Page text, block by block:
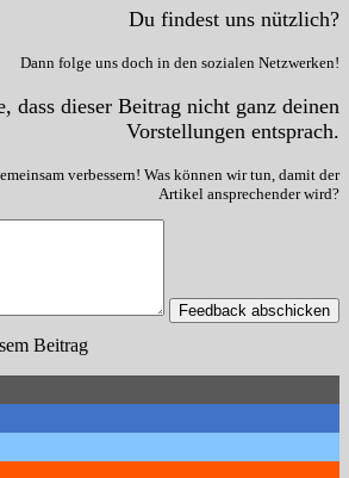
Du findest uns nützlich?
Dann folge uns doch in den sozialen Netzwerken!
dass dieser Beitrag nicht ganz deinen
Vorstellungen entsprach.
verbessern! Was können wir tun, damit der
Artikel ansprechender wird?
Feedback abschicken
Beitrag